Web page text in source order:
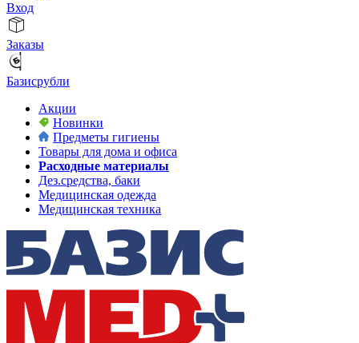
Вход
Заказы
Базисрубли
Акции
Новинки
Предметы гигиены
Товары для дома и офиса
Расходные материалы
Дез.средства, баки
Медицинская одежда
Медицинская техника